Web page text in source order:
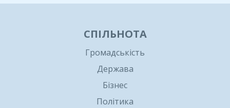
СПІЛЬНОТА
Громадськість
Держава
Бізнес
Політика